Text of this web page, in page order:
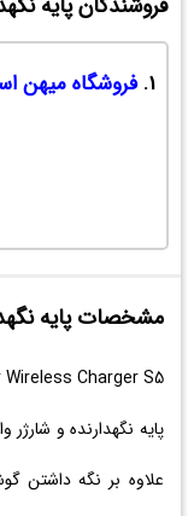
1. فروشگاه میهن
مشخصات پایه
Charger S5
پایه نگهدارنده و
علاوه بر نگه داشتن